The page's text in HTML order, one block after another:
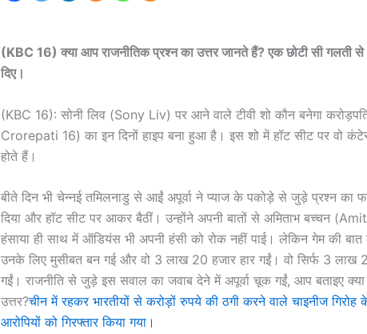
(KBC 16) क्या आप राजनीतिक प्रश्न का उत्तर जानते हैं? एक छोटी सी गलती
दिए।
(KBC 16): सोनी लिव (Sony Liv) पर आने वाले टीवी शो कौन बनेगा
Crorepati 16) का इन दिनों हाइप बना हुआ है। इस शो में हॉट सीट पर वो
होते हैं।
बीते दिन भी चेन्नई तमिलनाडु से आईं अपूर्वा ने प्याज के पकोड़े से जुड़े प्रश्न का
दिया और हॉट सीट पर आकर बैठीं। उन्होंने अपनी बातों से अमिताभ बच्चन
हंसाया ही साथ में ऑडियंस भी अपनी हंसी को रोक नहीं पाई। लेकिन गेम की
उनके लिए मुसीबत बन गई और वो 3 लाख 20 हजार हार गईं। वो सिर्फ 3
गईं। राजनीति से जुड़े इस सवाल का जवाब देने में अपूर्वा चूक गईं, आप बताइए
उत्तर?चीन में रहकर भारतीयों से करोड़ों रुपये की ठगी करने वाले चाइनीज गिरोह
आरोपियों को गिरफ्तार किया गया।